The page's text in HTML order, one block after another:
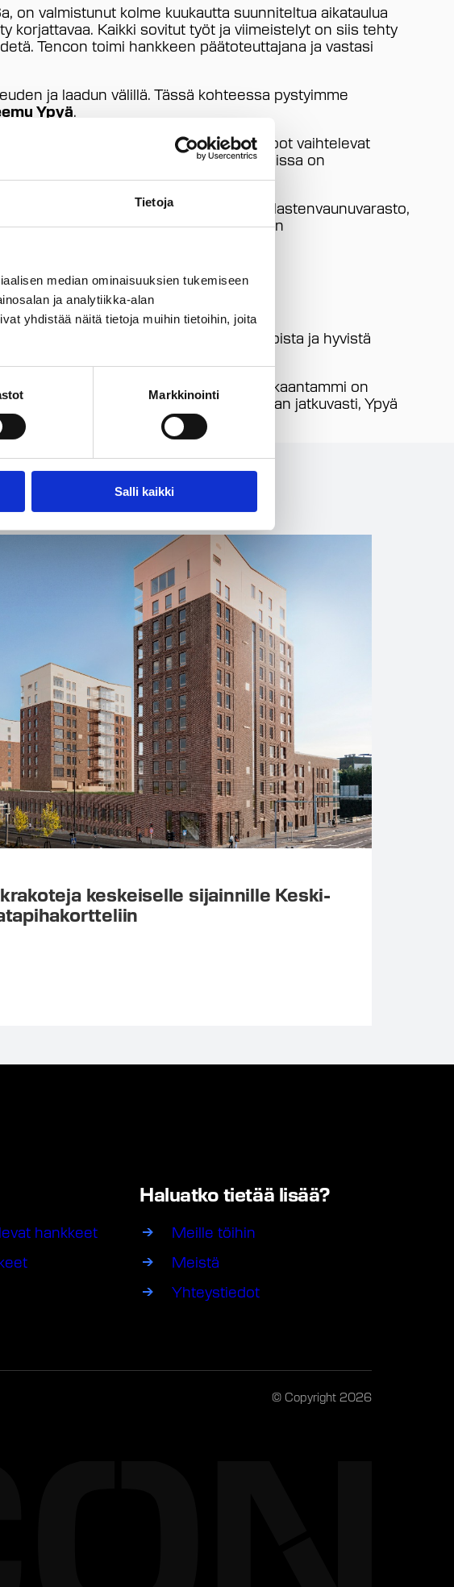
Tietoja
median ominaisuuksien tukemiseen
ja analytiikka-alan
yhdistää näitä tietoja muihin tietoihin, joita
Markkinointi
Salli kaikki
on valmistunut kolme kuukautta suunniteltua aikataulua
korjattavaa. Kaikki sovitut työt ja viimeistelyt on siis tehty
Tencon toimi hankkeen päätoteuttajana ja vastasi
ja laadun välillä. Tässä kohteessa pystyimme
Ypyä.
jotka lämpiävät maalämmöllä. Koot vaihtelevat
betonielementeistä. Kaikissa asunnoissa on
on lisäksi ulkoiluväline- ja lastenvaunuvarasto,
jotka on varustettu sähköauton
arkkitehtuuristaan, suojaisista pihoista ja hyvistä
valmistui ensimmäisenä. Kuninkaantammi on
elämäntilanteisiin, ja lisää rakennetaan jatkuvasti, Ypyä
keskeiselle sijainnille Keski-
hankkeet
Haluatko tietää lisää?
Meille töihin
Meistä
Yhteystiedot
© Copyright 2026